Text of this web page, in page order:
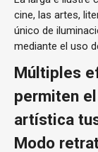
cine, las artes,
único de
mediante el uso
Múltiples
permiten
artística
Modo